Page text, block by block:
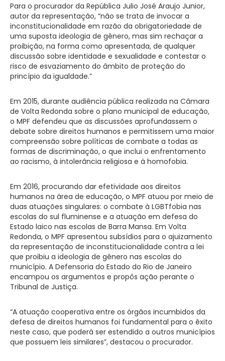
Para o procurador da República Julio José Araujo Junior,
autor da representação, “não se trata de invocar a
inconstitucionalidade em razão da obrigatoriedade de
uma suposta ideologia de gênero, mas sim rechaçar a
proibição, na forma como apresentada, de qualquer
discussão sobre identidade e sexualidade e contestar o
risco de esvaziamento do âmbito de proteção do
princípio da igualdade.”
Em 2015, durante audiência pública realizada na Câmara
de Volta Redonda sobre o plano municipal de educação,
o MPF defendeu que as discussões aprofundassem o
debate sobre direitos humanos e permitissem uma maior
compreensão sobre políticas de combate a todas as
formas de discriminação, o que inclui o enfrentamento
ao racismo, à intolerância religiosa e à homofobia.
Em 2016, procurando dar efetividade aos direitos
humanos na área de educação, o MPF atuou por meio de
duas atuações singulares: o combate à LGBTfobia nas
escolas do sul fluminense e a atuação em defesa do
Estado laico nas escolas de Barra Mansa. Em Volta
Redonda, o MPF apresentou subsídios para o ajuizamento
da representação de inconstitucionalidade contra a lei
que proibiu a ideologia de gênero nas escolas do
município. A Defensoria do Estado do Rio de Janeiro
encampou os argumentos e propôs ação perante o
Tribunal de Justiça.
“A atuação cooperativa entre os órgãos incumbidos da
defesa de direitos humanos foi fundamental para o êxito
neste caso, que poderá ser estendido a outros municípios
que possuem leis similares”, destacou o procurador.